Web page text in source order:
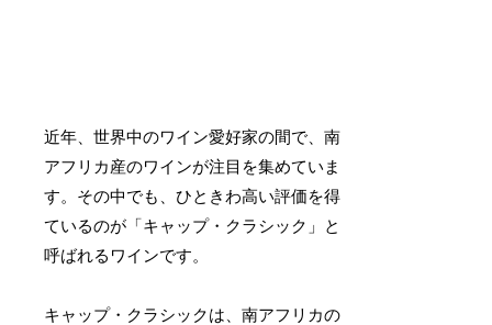
近年、世界中のワイン愛好家の間で、南
アフリカ産のワインが注目を集めていま
す。その中でも、ひときわ高い評価を得
ているのが「キャップ・クラシック」と
呼ばれるワインです。
キャップ・クラシックは、南アフリカの